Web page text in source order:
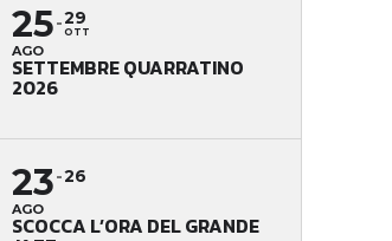
25
AGO
29
OTT
SETTEMBRE QUARRATINO
2026
23
AGO
26
SCOCCA L’ORA DEL GRANDE